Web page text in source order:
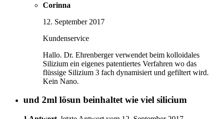
Corinna
12. September 2017
Kundenservice
Hallo. Dr. Ehrenberger verwendet beim kolloidales
Silizium ein eigenes patentiertes Verfahren wo das
flüssige Silizium 3 fach dynamisiert und gefiltert wird.
Kein Nano.
und 2ml lösun beinhaltet wie viel silicium